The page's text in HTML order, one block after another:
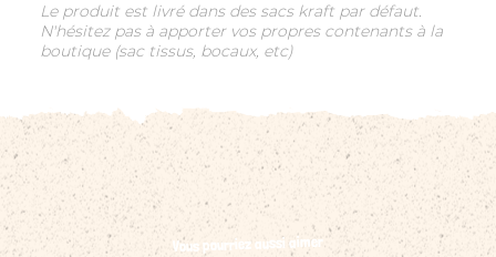
Le produit est livré dans des sacs kraft par défaut.
N'hésitez pas à apporter vos propres contenants à la
boutique (sac tissus, bocaux, etc)
Vous pourriez aussi aimer